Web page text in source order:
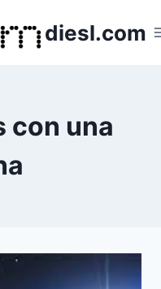
diesl.com
con una